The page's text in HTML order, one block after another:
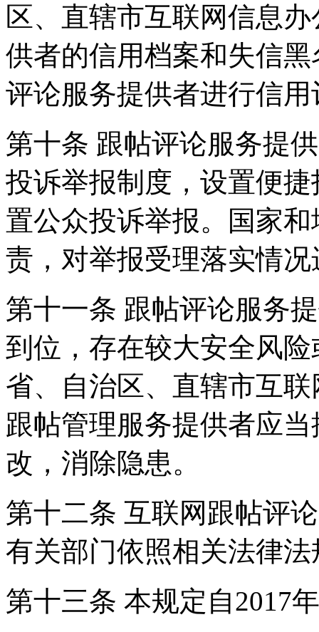
区、直辖市互联网信息
供者的信用档案和失信
评论服务提供者进行信用
第十条 跟帖评论服务提
投诉举报制度，设置便
置公众投诉举报。国家
责，对举报受理落实情
第十一条 跟帖评论服务
到位，存在较大安全风
省、自治区、直辖市互
跟帖管理服务提供者应
改，消除隐患。
第十二条 互联网跟帖评
有关部门依照相关法律
第十三条 本规定自2017